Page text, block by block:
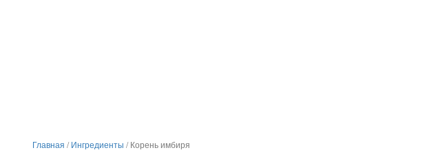
Главная /Ингредиенты /Корень имбиря